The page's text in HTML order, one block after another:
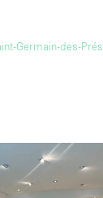
Germain-des-Prés